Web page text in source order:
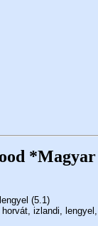
(5.1)
izlandi, lengyel,